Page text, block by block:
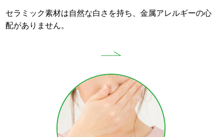
セラミック素材は自然な白さを持ち、金属アレルギーの心
配がありません。